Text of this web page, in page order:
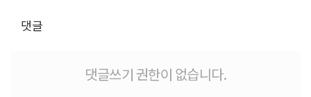
댓글
댓글쓰기 권한이 없습니다.